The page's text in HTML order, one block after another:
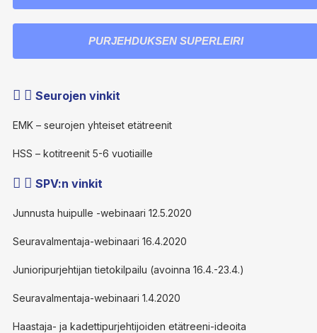
PURJEHDUKSEN SUPERLEIRI
Seurojen vinkit
EMK – seurojen yhteiset etätreenit
HSS – kotitreenit 5-6 vuotiaille
SPV:n vinkit
Junnusta huipulle -webinaari 12.5.2020
Seuravalmentaja-webinaari 16.4.2020
Junioripurjehtijan tietokilpailu (avoinna 16.4.-23.4.)
Seuravalmentaja-webinaari 1.4.2020
Haastaja- ja kadettipurjehtijoiden etätreeni-ideoita